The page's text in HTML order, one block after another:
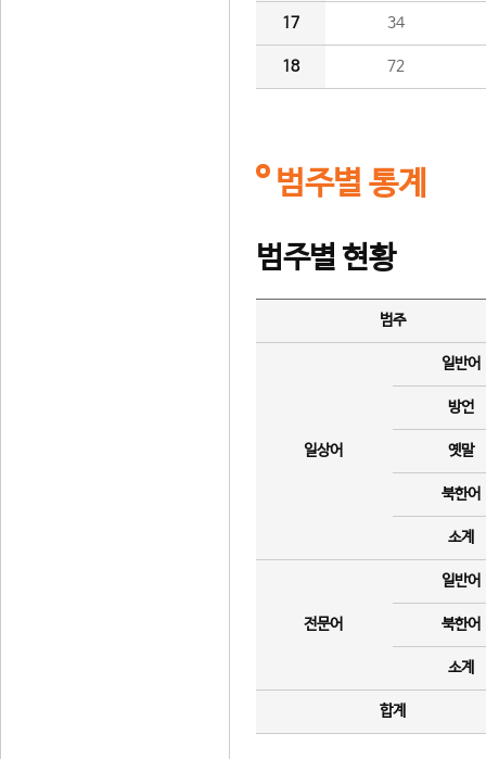
17 34
18 72
범주별 통계
범주별 현황
범주
일상어
일반어
방언
옛말
북한어
소계
전문어
일반어
북한어
소계
합계